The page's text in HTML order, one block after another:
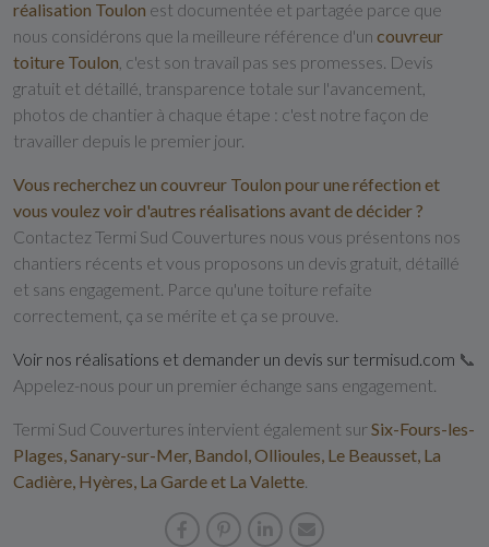
réalisation Toulon est documentée et partagée parce que
nous considérons que la meilleure référence d'un couvreur
toiture Toulon , c'est son travail pas ses promesses. Devis
gratuit et détaillé, transparence totale sur l'avancement,
photos de chantier à chaque étape : c'est notre façon de
travailler depuis le premier jour.
Vous recherchez un couvreur Toulon pour une réfection et
vous voulez voir d'autres réalisations avant de décider ?
Contactez Termi Sud Couvertures nous vous présentons nos
chantiers récents et vous proposons un devis gratuit, détaillé
et sans engagement. Parce qu'une toiture refaite
correctement, ça se mérite et ça se prouve.
Voir nos réalisations et demander un devis sur termisud.com 📞
Appelez-nous pour un premier échange sans engagement.
Termi Sud Couvertures intervient également surSix-Fours-les-
Plages, Sanary-sur-Mer, Bandol, Ollioules, Le Beausset, La
Cadière, Hyères, La Garde et La Valette